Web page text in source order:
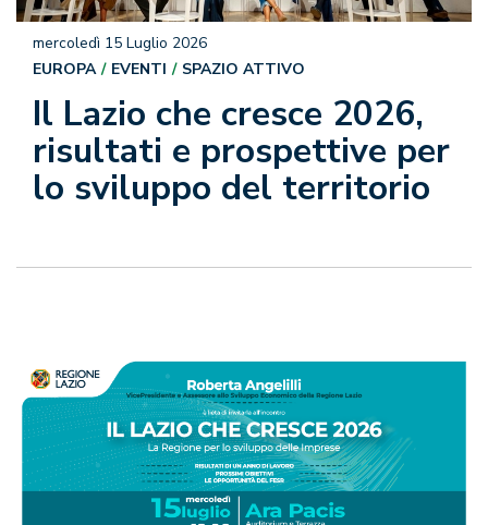
Il Lazio che cresce 2026,
risultati e prospettive per
lo sviluppo del territorio
mercoledì 15 Luglio 2026
EUROPA
EVENTI SPAZIO ATTIVO